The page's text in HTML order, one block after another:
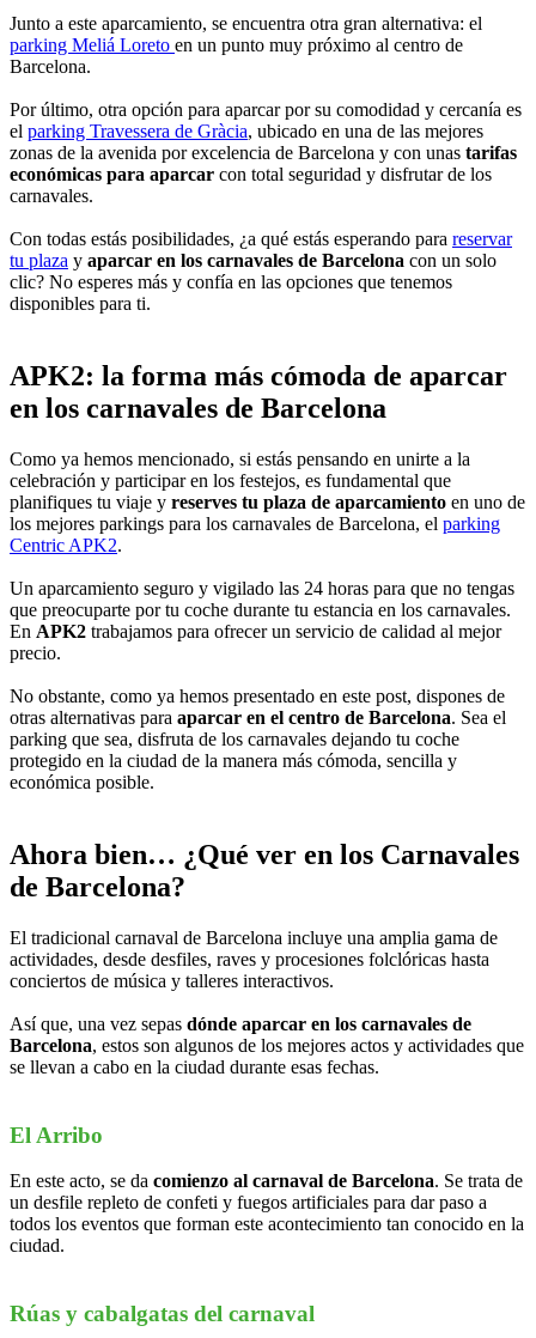
Junto a este aparcamiento, se encuentra otra gran alternativa: el
parking Meliá Loreto en un punto muy próximo al centro de
Barcelona.
Por último, otra opción para aparcar por su comodidad y cercanía es
el parking Travessera de Gràcia, ubicado en una de las mejores
zonas de la avenida por excelencia de Barcelona y con unas tarifas
económicas para aparcar con total seguridad y disfrutar de los
carnavales.
Con todas estás posibilidades, ¿a qué estás esperando para reservar
tu plaza y aparcar en los carnavales de Barcelona con un solo
clic? No esperes más y confía en las opciones que tenemos
disponibles para ti.
APK2: la forma más cómoda de aparcar
en los carnavales de Barcelona
Como ya hemos mencionado, si estás pensando en unirte a la
celebración y participar en los festejos, es fundamental que
planifiques tu viaje y reserves tu plaza de aparcamiento en uno de
los mejores parkings para los carnavales de Barcelona, el parking
Centric APK2.
Un aparcamiento seguro y vigilado las 24 horas para que no tengas
que preocuparte por tu coche durante tu estancia en los carnavales.
En APK2 trabajamos para ofrecer un servicio de calidad al mejor
precio.
No obstante, como ya hemos presentado en este post, dispones de
otras alternativas para aparcar en el centro de Barcelona. Sea el
parking que sea, disfruta de los carnavales dejando tu coche
protegido en la ciudad de la manera más cómoda, sencilla y
económica posible.
Ahora bien… ¿Qué ver en los Carnavales
de Barcelona?
El tradicional carnaval de Barcelona incluye una amplia gama de
actividades, desde desfiles, raves y procesiones folclóricas hasta
conciertos de música y talleres interactivos.
Así que, una vez sepas dónde aparcar en los carnavales de
Barcelona, estos son algunos de los mejores actos y actividades que
se llevan a cabo en la ciudad durante esas fechas.
El Arribo
En este acto, se da comienzo al carnaval de Barcelona. Se trata de
un desfile repleto de confeti y fuegos artificiales para dar paso a
todos los eventos que forman este acontecimiento tan conocido en la
ciudad.
Rúas y cabalgatas del carnaval